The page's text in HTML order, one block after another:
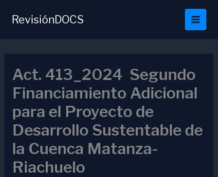
RevisiónDOCS
Act. 413_2024 Segundo
Financiamiento Adicional
para el Proyecto de
Desarrollo Sustentable de
la Cuenca Matanza-
Riachuelo